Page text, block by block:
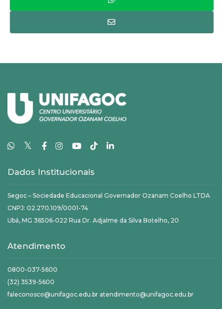
𝕏
Dados Institucionais
Segoc – Sociedade Educacional Governador Ozanam Coelho LTDA
CNPJ: 02.270.109/0001-74
Ubá, MG 36506-022 Rua Dr. Adjalme da Silva Botelho, 20
Atendimento
0800-037-5600
(32) 3539-5600
faleconosco@unifagoc.edu.br atendimento@unifagoc.edu.br